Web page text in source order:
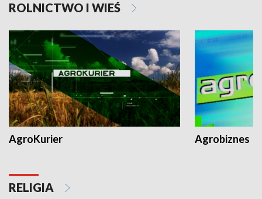
ROLNICTWO I WIEŚ
AgroKurier Agrobiznes
RELIGIA